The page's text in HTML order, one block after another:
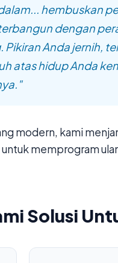
hembuskan
dengan
Anda jernih,
atas hidup Anda
modern, kami
untuk memprogram
Solusi